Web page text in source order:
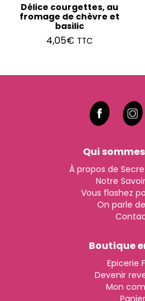
Délice courgettes, au
fromage de chèvre et
basilic
4,05€ TTC
Qui
À propos de
Notre
Vous flashez
On parle
Boutique
Epicerie
Devenir
Mon
Panier